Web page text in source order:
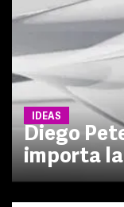
IDEAS
Diego
importa